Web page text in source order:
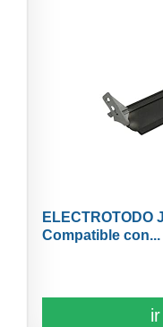
ELECTROTODO
Compatible con...